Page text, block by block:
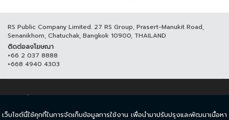
RS Public Company Limited. 27 RS Group, Prasert-Manukit Road,
Senanikhom, Chatuchak, Bangkok 10900, THAILAND
ติดต่อลงโฆษณา
+66 2 037 8888
+668 4940 4303
© COPYRIGHT 2017 THAICH8.COM, ALL RIGHT RESERVED.
ข้อกำหนดและเงื่อนไข นโยบายความเป็นส่วนตัว
เว็บไซต์นี้ใช้คุกกี้ในการจัดเก็บข้อมูลการใช้งาน เพื่อนำมาปรับปรุงและพัฒนาเนื้อหา